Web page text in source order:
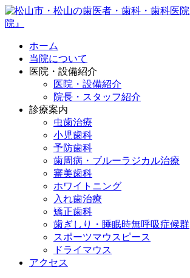
ホーム
当院について
医院・設備紹介
医院・設備紹介
院長・スタッフ紹介
診療案内
虫歯治療
小児歯科
予防歯科
歯周病・ブルーラジカル治療
審美歯科
ホワイトニング
入れ歯治療
矯正歯科
歯ぎしり・睡眠時無呼吸症候群
スポーツマウスピース
ドライマウス
アクセス